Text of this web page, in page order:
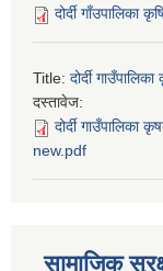
दोर्दी गाँउपालिका
Title: दोर्दी
दस्तावेज:
दोर्दी गाउँपालिका
new.pdf
सामाजिक